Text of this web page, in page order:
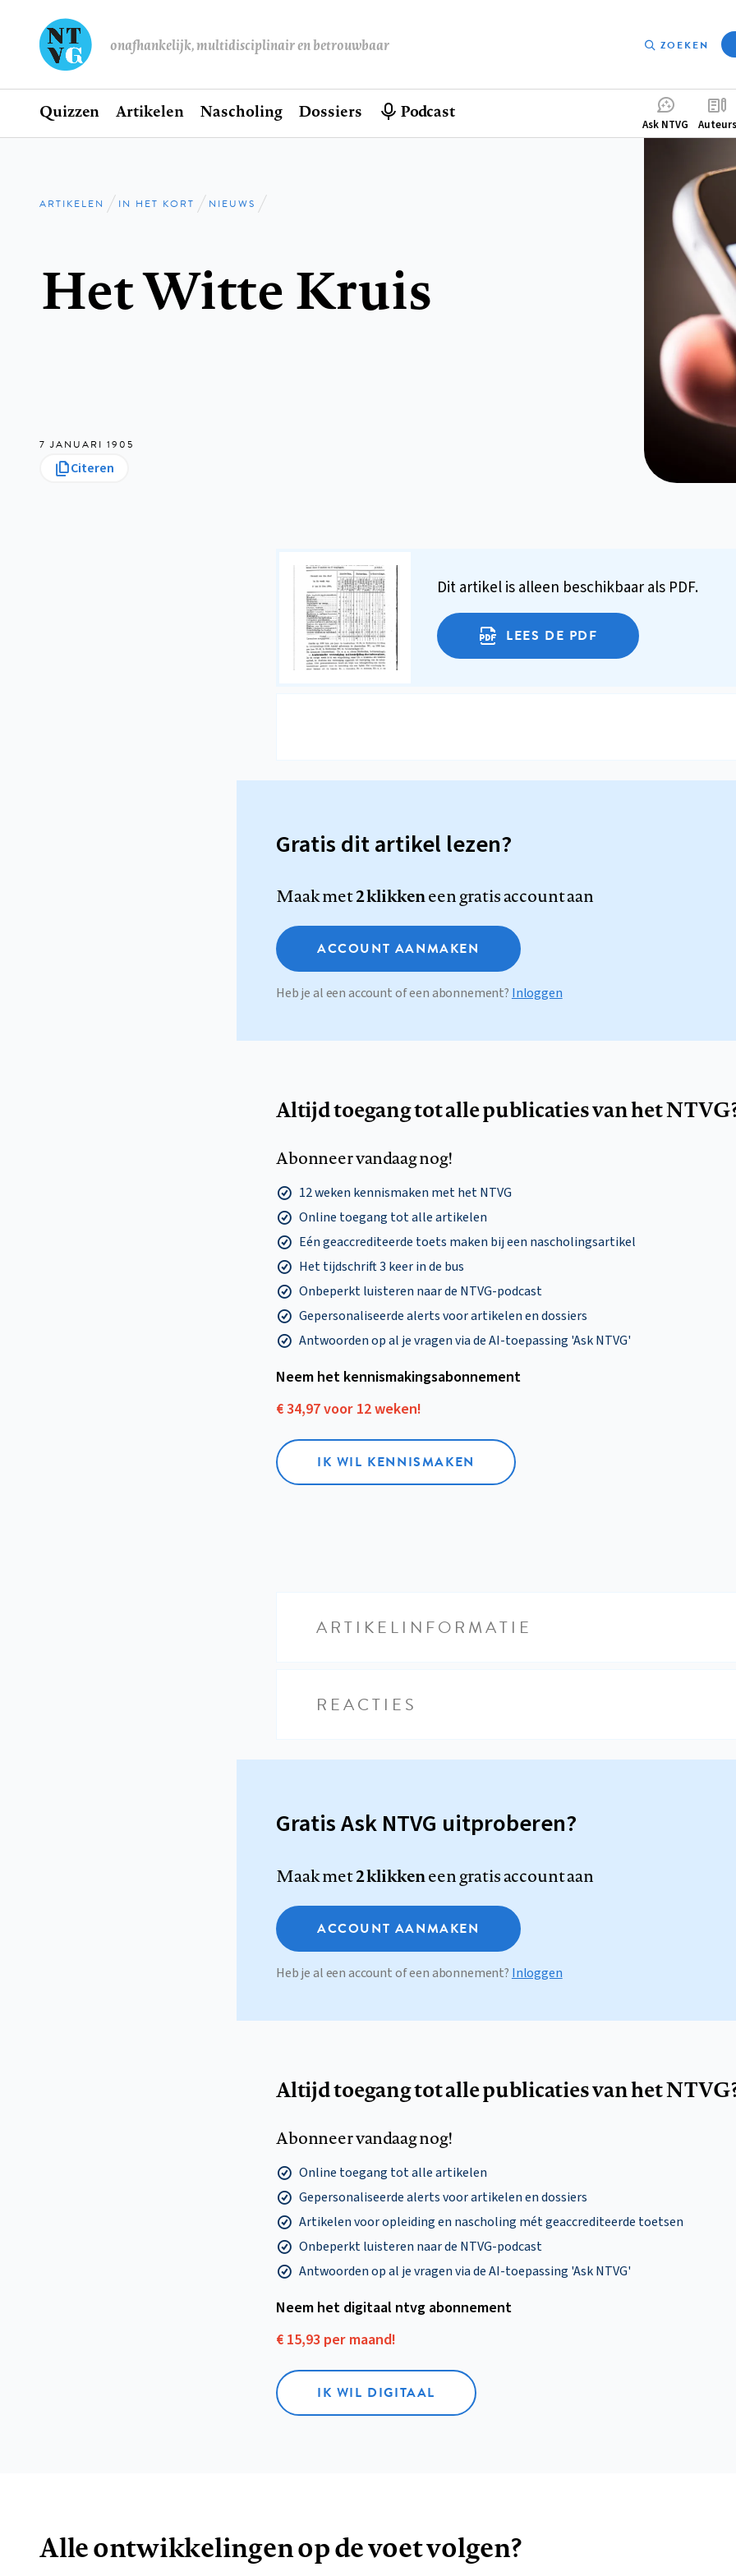
onafhankelijk, multidisciplinair en betrouwbaar ZOEKEN
Hoofdnavigatie
Home
Quizzen Artikelen Nascholing Dossiers Podcast
Ask NTVG Auteurs
Kruimelpad
ARTIKELEN IN HET KORT NIEUWS
Het Witte Kruis
7 JANUARI 1905
Citeren
Dit artikel is alleen beschikbaar als PDF.
LEES DE PDF
Gratis dit artikel lezen?
Maak met2 klikkeneen gratis account aan
ACCOUNT AANMAKEN
Heb je al een account of een abonnement? Inloggen
Altijd toegang tot alle publicaties van het
Abonneer vandaag nog!
12 weken kennismaken met het NTVG
Online toegang tot alle artikelen
Eén geaccrediteerde toets maken bij een nascholingsartikel
Het tijdschrift 3 keer in de bus
Onbeperkt luisteren naar de NTVG-podcast
Gepersonaliseerde alerts voor artikelen en dossiers
Antwoorden op al je vragen via de AI-toepassing 'Ask NTVG'
Neem het kennismakings­abonnement
€ 34,97 voor 12 weken!
IK WIL KENNISMAKEN
ARTIKELINFORMATIE
REACTIES
Gratis Ask NTVG uitproberen?
Maak met2 klikkeneen gratis account aan
ACCOUNT AANMAKEN
Heb je al een account of een abonnement? Inloggen
Altijd toegang tot alle publicaties van het
Abonneer vandaag nog!
Online toegang tot alle artikelen
Gepersonaliseerde alerts voor artikelen en dossiers
Artikelen voor opleiding en nascholing mét geaccrediteerde toetsen
Onbeperkt luisteren naar de NTVG-podcast
Antwoorden op al je vragen via de AI-toepassing 'Ask NTVG'
Neem het digitaal ntvg abonnement
€ 15,93 per maand!
IK WIL DIGITAAL
Alle ontwikkelingen op de voet volgen?